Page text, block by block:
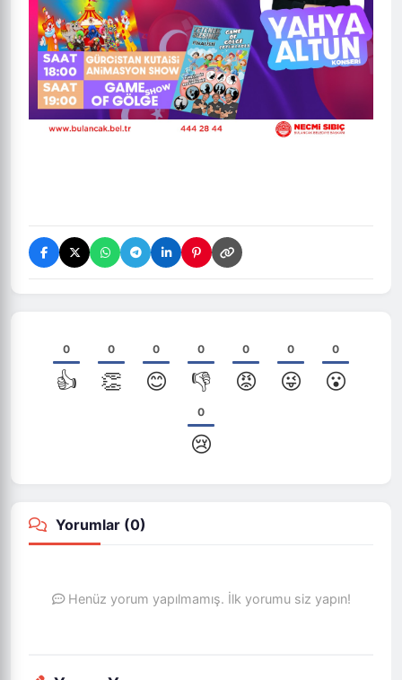
0
👍
0
👏
0
😊
0
👎
0
😡
0
😜
0
😮
0
😢
Yorumlar (0)
Henüz yorum yapılmamış. İlk yorumu siz yapın!